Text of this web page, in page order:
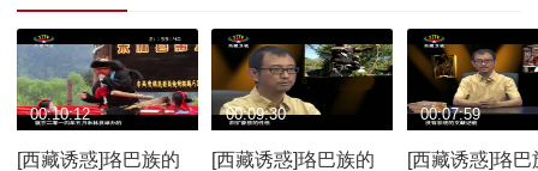
[西藏诱惑]珞巴族的
00:10:12
[西藏诱惑]珞巴族的
00:09:30
[西藏诱惑]珞巴
00:07:59